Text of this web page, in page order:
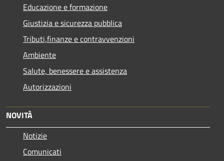
Educazione e formazione
Giustizia e sicurezza pubblica
Tributi,finanze e contravvenzioni
Ambiente
Salute, benessere e assistenza
Autorizzazioni
NOVITÀ
Notizie
Comunicati